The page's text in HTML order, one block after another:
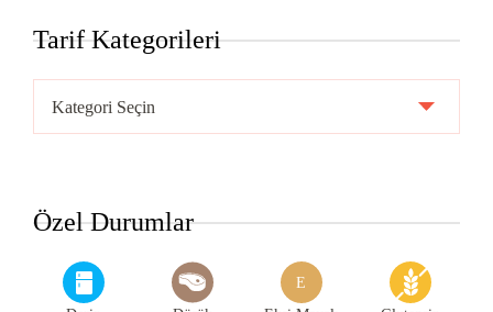
Tarif Kategorileri
Kategorileri
Özel Durumlar
E